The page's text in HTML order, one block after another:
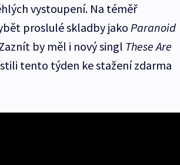
vystoupení. Na téměř
proslulé skladby jako Paranoid
by měl i nový singl These Are
tento týden ke stažení zdarma